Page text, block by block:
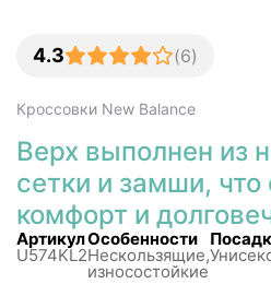
4.3 (6)
Кроссовки New Balance
Верх выполнен из
сетки и замши, что
комфорт и
Артикул
U574KL2
Особенности
Нескользящиe,
износостойкие